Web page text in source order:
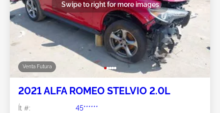
Venta Futura
Swipe to right for more images
2021 ALFA ROMEO STELVIO 2.0L
Ít #:
45******